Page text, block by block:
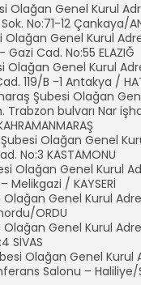
Olağan Genel Kurul
No:71-12 Çankaya/
Olağan Genel Kurul
Cad. No:55 ELAZIĞ
Olağan Genel Kurul
119/B -1 Antakya /
Şubesi Olağan
bulvarı Nar
Olağan Genel
No:3 KASTAMONU
Olağan Genel Kurul
Melikgazi / KAYSERİ
Genel Kurul
ORDU
Genel Kurul
SİVAS
Olağan Genel Kurul
Salonu – Haliliye/